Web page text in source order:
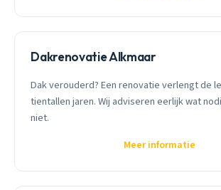
Dakrenovatie Alkmaar
Dak verouderd? Een renovatie verlengt de
tientallen jaren. Wij adviseren eerlijk wat
niet.
Meer informatie